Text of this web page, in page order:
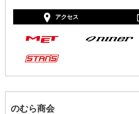
アクセス
のむら商会